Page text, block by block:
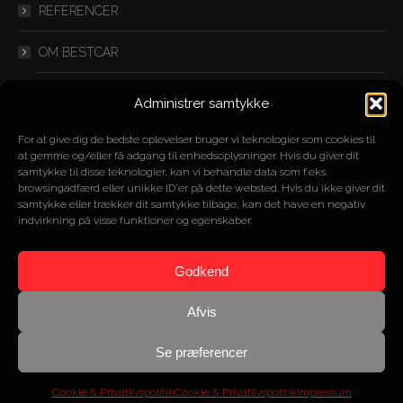
Administrer samtykke
For at give dig de bedste oplevelser bruger vi teknologier som cookies til
at gemme og/eller få adgang til enhedsoplysninger. Hvis du giver dit
samtykke til disse teknologier, kan vi behandle data som f.eks.
browsingadfærd eller unikke ID'er på dette websted. Hvis du ikke giver dit
samtykke eller trækker dit samtykke tilbage, kan det have en negativ
indvirkning på visse funktioner og egenskaber.
Godkend
Afvis
Se præferencer
Cookie & PrivatlivspolitikCookie & PrivatlivspolitikImpressum
REFERENCER
OM BESTCAR
IMPORT
SPLITLEASING
YOUTUBE
© 2017 BestCAR